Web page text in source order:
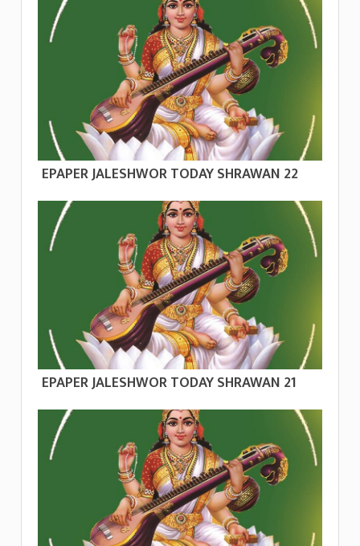
EPAPER JALESHWOR TODAY SHRAWAN 22
EPAPER JALESHWOR TODAY SHRAWAN 21